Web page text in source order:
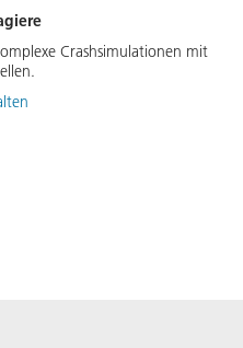
Crashsimulationen mit